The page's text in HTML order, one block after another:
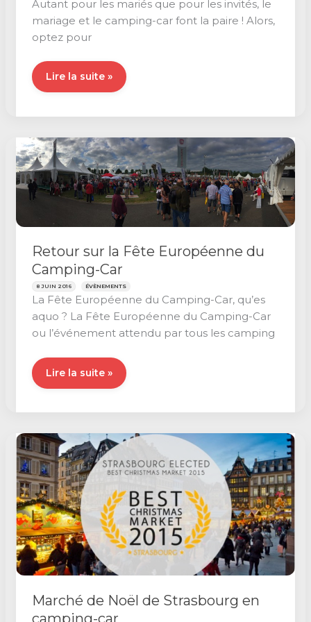
Autant pour les mariés que pour les invités, le
mariage et le camping-car font la paire ! Alors,
optez pour
Le
mariage
car
Lire la suite »
Retour sur la Fête Européenne du
Camping-Car
8 JUIN 2016 ÉVÈNEMENTS
La Fête Européenne du Camping-Car, qu’es
aquo ? La Fête Européenne du Camping-Car
ou l’événement attendu par tous les camping
Retour
sur
Européenne
du
Camping-
Car
Lire la suite »
Marché de Noël de Strasbourg en
camping-car